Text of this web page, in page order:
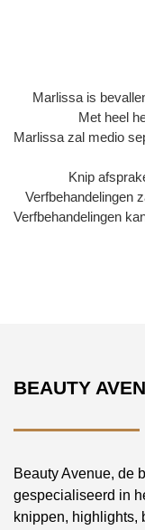
Marlissa is
Met heel
Marlissa zal medio
Knip
Verfbehandelingen
Verfbehandelingen
BEAUTY
Beauty Avenue, de
gespecialiseerd in
knippen, highlights,